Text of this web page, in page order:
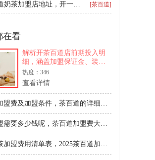
茶百道奶茶加盟店地址，开一家茶百道加盟费一览表 [茶百道]
在看
解析开茶百道店前期投入明
细，涵盖加盟保证金、装修
设备、首批物料及流动资
金。了解申请开一家茶百道
奶茶费用大概多少，助您理
回报。
热度：346
查看详情
茶百道店加盟费及加盟条件，茶百道的详细加盟费是多少
茶百道加盟需要多少钱呢，茶百道加盟费大概要多少2024
茶百道奶茶加盟费用清单表，2025茶百道加盟流程与成本是多少